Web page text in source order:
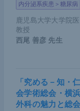
内分泌系疾患＞糖尿病
鹿児島大学大学院
教授
西尾 善彦 先生
「究める－知・
会学術総会・横
外科の魅力と総